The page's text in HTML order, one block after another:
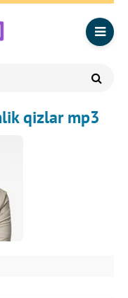
qizlar mp3